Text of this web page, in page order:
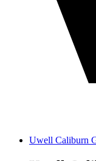
Uwell Caliburn